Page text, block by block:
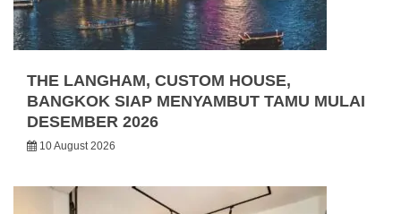
THE LANGHAM, CUSTOM HOUSE,
BANGKOK SIAP MENYAMBUT TAMU MULAI
DESEMBER 2026
10 August 2026